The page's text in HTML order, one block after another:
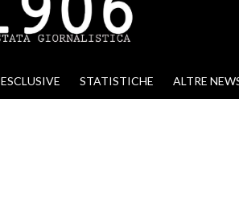
ESCLUSIVE STATISTICHE ALTRE